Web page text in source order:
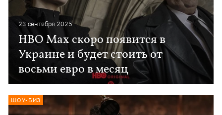
23 сентября 2025
HBO Max скоро появится в
Украине и будет стоить от
восьми евро в месяц
ШОУ-БИЗ